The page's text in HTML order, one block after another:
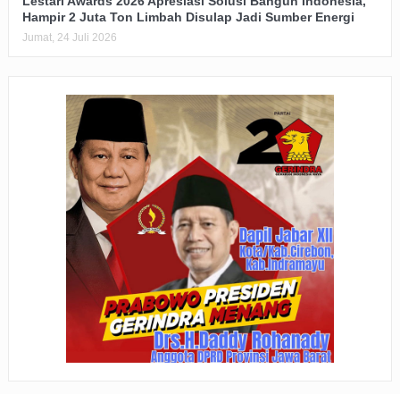
Hampir 2 Juta Ton Limbah Disulap Jadi Sumber Energi
Jumat, 24 Juli 2026